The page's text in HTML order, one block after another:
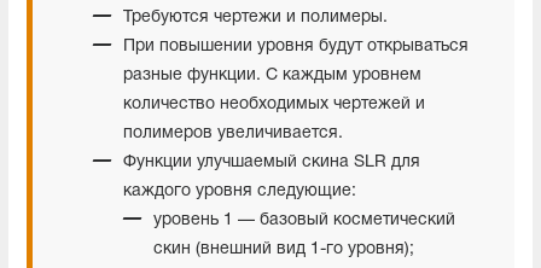
Требуются чертежи и полимеры.
При повышении уровня будут открываться
разные функции. С каждым уровнем
количество необходимых чертежей и
полимеров увеличивается.
Функции улучшаемый скина SLR для
каждого уровня следующие:
уровень 1 — базовый косметический
скин (внешний вид 1-го уровня);